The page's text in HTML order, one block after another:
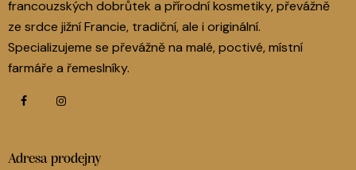
francouzských dobrůtek a přírodní kosmetiky, převážně
ze srdce jižní Francie, tradiční, ale i originální.
Specializujeme se převážně na malé, poctivé, místní
farmáře a řemeslníky.
Adresa prodejny